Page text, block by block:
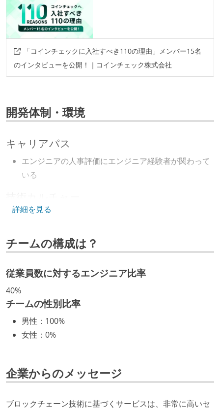
「コインチェックに入社すべき110の理由」メンバー15名
のインタビューを公開！｜コインチェック株式会社
開発体制・環境
キャリアパス
エンジニアの人事評価にエンジニア経験者が関わって
いる
CTO またはそれに準じる、技術やワークフローの標準
取締役（社内）または執行役員として、エンジニアリ
ング部門の人間が経営に参加している
開発メンバーの裁量
任で好きなものを使うことができる
企画を決定する場に、実装を担当する開発メンバーが
参加している
で行う
コード品質向上のための取り組み
詳細を見る
チームの構成は？
従業員数に対するエンジニア比率
40%
チームの性別比率
男性 ： 100%
女性 ： 0%
企業からのメッセージ
ブロックチェーン技術に基づくサービスは、非常に高いセ